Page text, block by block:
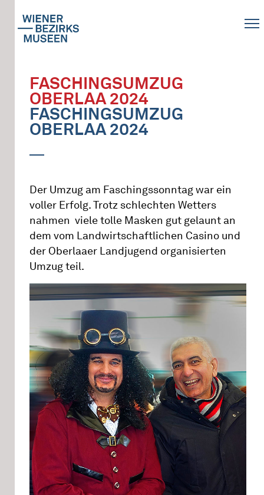
FASCHINGSUMZUG
OBERLAA 2024
FASCHINGSUMZUG
OBERLAA 2024
Der Umzug am Faschingssonntag war ein
voller Erfolg. Trotz schlechten Wetters
nahmen viele tolle Masken gut gelaunt an
dem vom Landwirtschaftlichen Casino und
der Oberlaaer Landjugend organisierten
Umzug teil.